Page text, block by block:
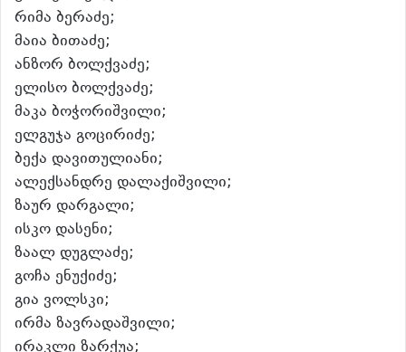
რიმა ბერაძე;
მაია ბითაძე;
ანზორ ბოლქვაძე;
ელისო ბოლქვაძე;
მაკა ბოჭორიშვილი;
ელგუჯა გოცირიძე;
ბექა დავითულიანი;
ალექსანდრე დალაქიშვილი;
ზაურ დარგალი;
ისკო დასენი;
ზაალ დუგლაძე;
გოჩა ენუქიძე;
გია ვოლსკი;
ირმა ზავრადაშვილი;